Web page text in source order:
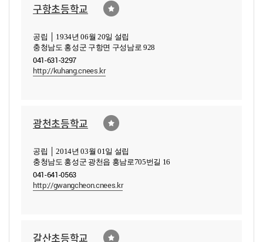
구항초등학교
공립 │ 1934년 06월 20일 설립
충청남도 홍성군 구항면 구성남로 928
041-631-3297
http://kuhang.cnees.kr
광천초등학교
공립 │ 2014년 03월 01일 설립
충청남도 홍성군 광천읍 홍남로705번길 16
041-641-0563
http://gwangcheon.cnees.kr
갈산초등학교